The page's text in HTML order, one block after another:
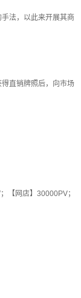
法，以此来开展其商
直销牌照后，向市场
【网店】30000PV；